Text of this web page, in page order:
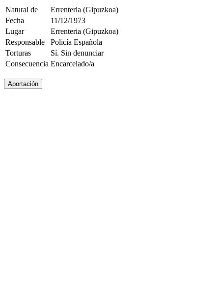
Natural de
Errenteria (Gipuzkoa)
Fecha
11/12/1973
Lugar
Errenteria (Gipuzkoa)
Responsable
Policía Española
Torturas
Sí. Sin denunciar
Consecuencia Encarcelado/a